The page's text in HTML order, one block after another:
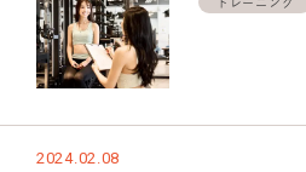
トレーニング
2024.02.08